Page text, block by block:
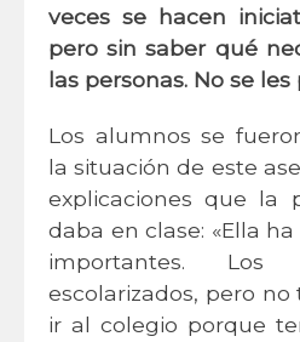
veces se hacen
pero sin saber qué
las personas. No se
Los alumnos se
la situación de este
explicaciones que la
daba en clase: «Ella
importantes. Los
escolarizados, pero
ir al colegio porque